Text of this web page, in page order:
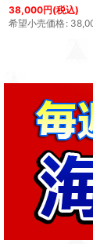
38,000円(税込)
希望小売価格: